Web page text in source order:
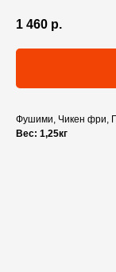
1 460 р.
Фушими, Чикен фри,
Вес: 1,25кг